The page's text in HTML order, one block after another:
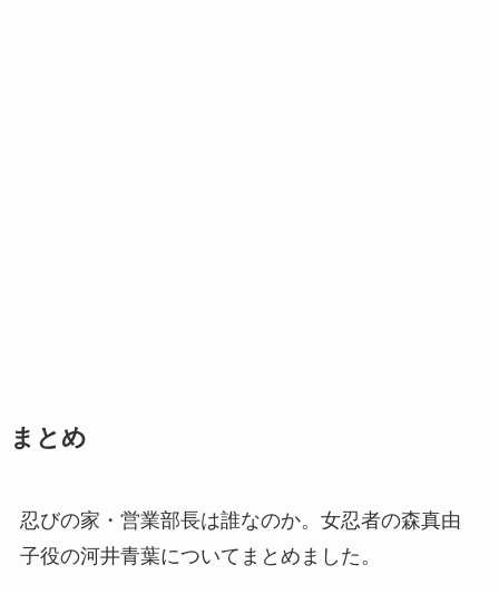
まとめ
忍びの家・営業部長は誰なのか。女忍者の森真由
子役の河井青葉についてまとめました。